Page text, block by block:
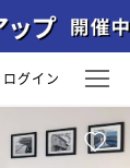
ログイン